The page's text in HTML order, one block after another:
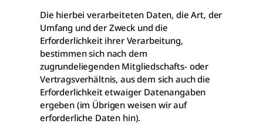
Die hierbei verarbeiteten Daten, die Art, der
Umfang und der Zweck und die
Erforderlichkeit ihrer Verarbeitung,
bestimmen sich nach dem
zugrundeliegenden Mitgliedschafts- oder
Vertragsverhältnis, aus dem sich auch die
Erforderlichkeit etwaiger Datenangaben
ergeben (im Übrigen weisen wir auf
erforderliche Daten hin).